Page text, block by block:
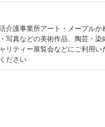
介護事業所アート・メープルか
写真などの美術作品、陶芸・染
リティー展覧会などにご利用い
ださい